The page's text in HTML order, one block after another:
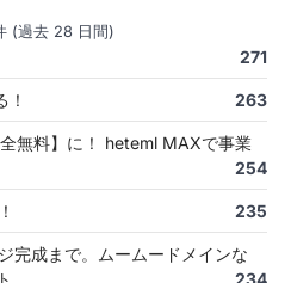
(過去 28 日間)
271
263
無料】に！ heteml MAXで事業
254
235
完成まで。ムームードメインな
234